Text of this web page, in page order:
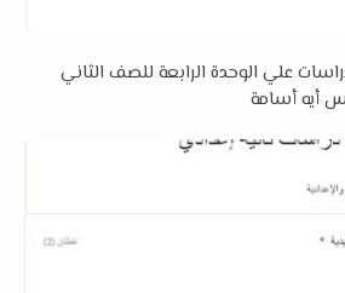
دراسات علي الوحدة الرابعة للصف الثاني
أيه أسامة